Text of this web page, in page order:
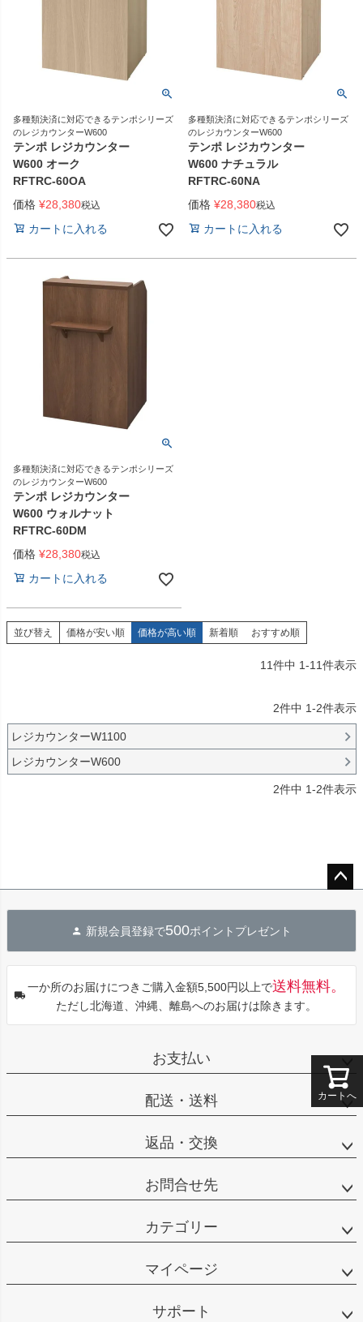
多種類決済に対応できるテンポシリーズ
のレジカウンターW600
テンポ レジカウンター
W600 オーク
RFTRC-60OA
価格 ¥28,380税込
カートに入れる
多種類決済に対応できるテンポシリーズ
のレジカウンターW600
テンポ レジカウンター
W600 ナチュラル
RFTRC-60NA
価格 ¥28,380税込
カートに入れる
多種類決済に対応できるテンポシリーズ
のレジカウンターW600
テンポ レジカウンター
W600 ウォルナット
RFTRC-60DM
価格 ¥28,380税込
カートに入れる
並び替え 価格が安い順 価格が高い順 新着順 おすすめ順
11件中 1-11件表示
2件中 1-2件表示
レジカウンターW1100
レジカウンターW600
2件中 1-2件表示
カートへ
へ
新規会員登録で500ポイントプレゼント
一か所のお届けにつきご購入金額5,500円以上で送料無料。
ただし北海道、沖縄、離島へのお届けは除きます。
お支払い
配送・送料
返品・交換
お問合せ先
カテゴリー
マイページ
サポート